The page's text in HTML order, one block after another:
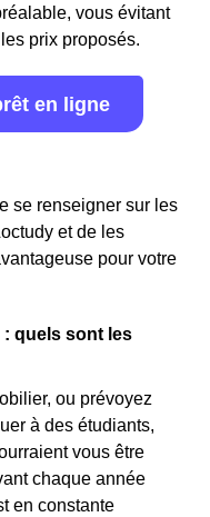
vous évitant
prix proposés.
en ligne
se renseigner sur les
et de les
pour votre
: quels sont les
ou prévoyez
à des étudiants,
vous être
chaque année
en constante